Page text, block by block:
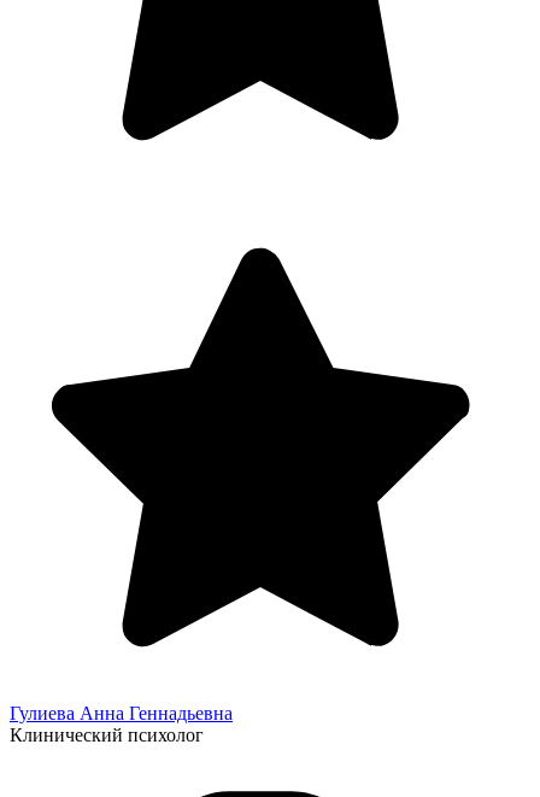
Гулиева Анна Геннадьевна
Клинический психолог